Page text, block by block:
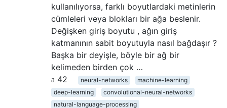
kullanılıyorsa, farklı boyutlardaki metinlerin
cümleleri veya blokları bir ağa beslenir.
Değişken giriş boyutu , ağın giriş
katmanının sabit boyutuyla nasıl bağdaşır ?
Başka bir deyişle, böyle bir ağ bir
kelimeden birden çok …
42
neural-networks
machine-learning
deep-learning
convolutional-neural-networks
natural-language-processing